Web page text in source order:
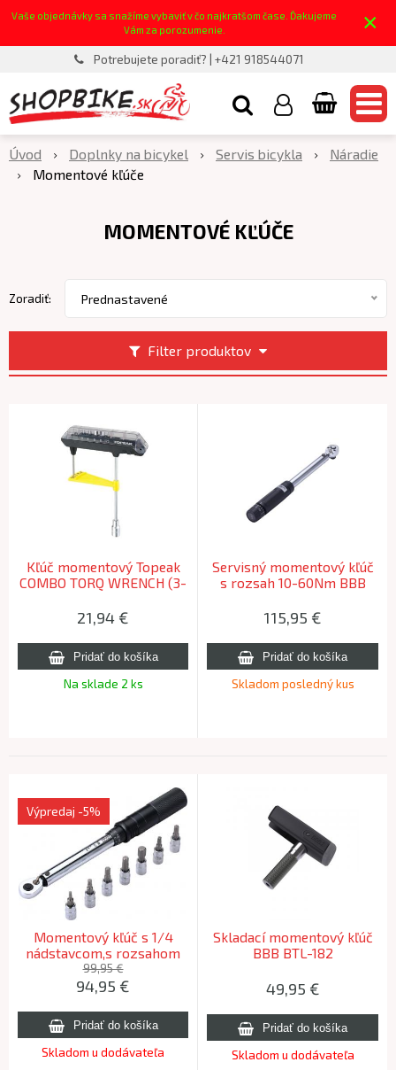
Vaše objednávky sa snažíme vybaviť v čo najkratšom čase. Ďakujeme
Vám za porozumenie.
×
Potrebujete poradiť? | +421 918544071
Úvod Doplnky na bicykel Servis bicykla
Náradie
Momentové kľúče
MOMENTOVÉ KĽÚČE
Filter produktov
Zoradiť: Prednastavené
Kľúč momentový Topeak
COMBO TORQ WRENCH (3-
21,94 €
Na sklade 2 ks
Servisný momentový kľúč
s rozsah 10-60Nm BBB
115,95 €
Skladom posledný kus
Momentový kľúč s 1/4
nádstavcom,s rozsahom
2-24Nm, BBB BTL-173
TORQUESET DELUXE
Výpredaj -5%
99,95 €
94,95 €
Skladom u dodávateľa
Skladací momentový kľúč
BBB BTL-182
49,95 €
Skladom u dodávateľa